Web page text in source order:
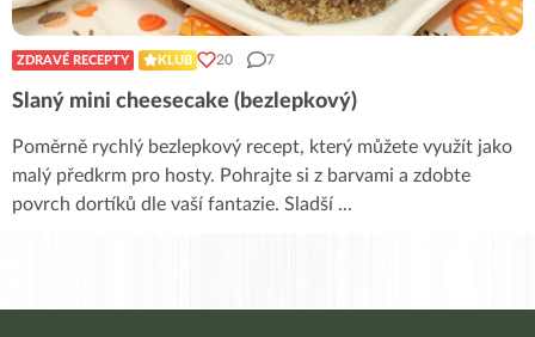
ZDRAVÉ RECEPTY KLUB 20 7
Slaný mini cheesecake (bezlepkový)
Poměrně rychlý bezlepkový recept, který můžete využít jako
malý předkrm pro hosty. Pohrajte si z barvami a zdobte
povrch dortíků dle vaší fantazie. Sladší ...